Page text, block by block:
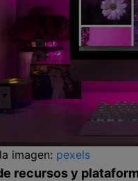
imagen: pexels
recursos y